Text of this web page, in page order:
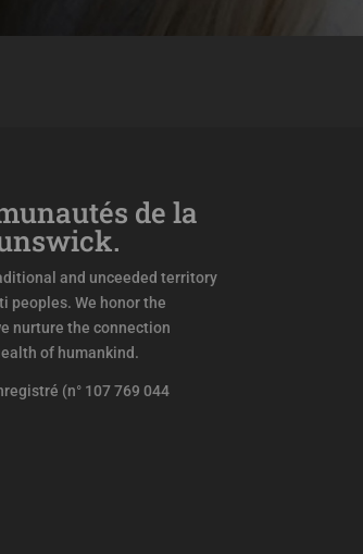
de la
and unceeded territory
peoples. We honor the
nurture the connection
of humankind.
(n° 107 769 044